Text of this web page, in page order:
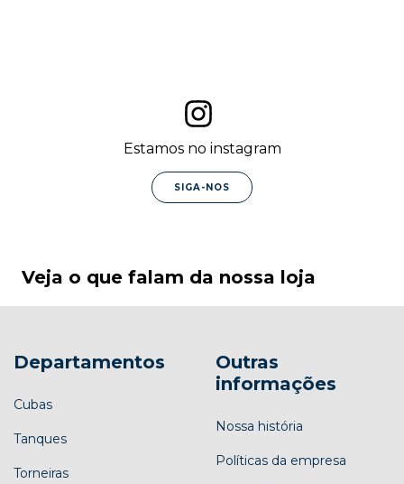
Estamos no instagram
SIGA-NOS
Veja o que falam da nossa loja
Departamentos
Cubas
Tanques
Torneiras
Outras
informações
Nossa história
Políticas da empresa